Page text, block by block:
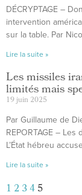
DÉCRYPTAGE –
intervention
sur la table. Par
Lire la suite »
Les missiles
limités mais
19 juin 2025
Par Guillaume de
REPORTAGE –
L’État hébreu
Lire la suite »
1 2345